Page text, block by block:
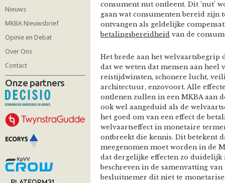
Nieuws
MKBA Nieuwsbrief
Opinie en Debat
Over Ons
Contact
Onze partners
consument nut ontleent. Dit ‘nut’
gaan wat consumenten bereid zijn
ontvangen als geldelijke
betalingsbereidheid van de
Het brede aan het welvaartsbegrip
dat we weten dat mensen aan heel
reistijdwinsten, schonere lucht,
architectuur, enzovoort. Alle
ontlenen zullen in een MKBA aan
ook wel aangeduid als de
het goed om van een effect de
welvaartseffect in monetaire
ontbreekt die kennis. Dit betekent
meegenomen moet worden in de
dat dergelijke effecten zo
beschreven in de samenvatting
besluitnemer dit niet te